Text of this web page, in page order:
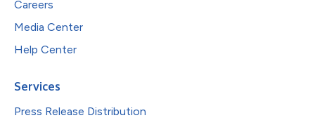
Careers
Media Center
Help Center
Services
Press Release Distribution